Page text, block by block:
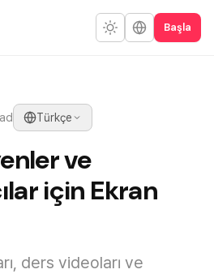
Başla
Türkçe
ve
için Ekran
ders videoları ve